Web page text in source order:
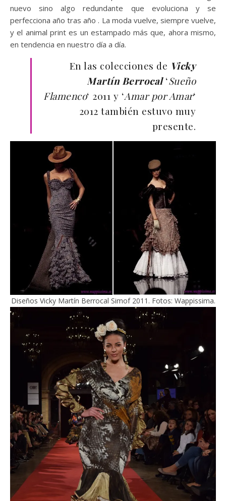
nuevo sino algo redundante que evoluciona y se
perfecciona año tras año . La moda vuelve, siempre vuelve,
y el animal print es un estampado más que, ahora mismo,
en tendencia en nuestro día a día.
En las colecciones de Vicky
Martín Berrocal‘Sueño
Flamenco‘ 2011 y ‘Amar por Amar‘
2012 también estuvo muy
presente.
Diseños Vicky Martín Berrocal Simof 2011. Fotos: Wappissima.